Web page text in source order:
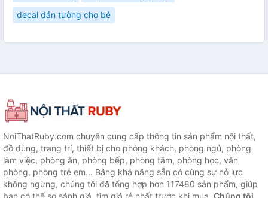
decal dán tường cho bé
NoiThatRuby.com chuyên cung cấp thông tin sản phẩm nội thất,
đồ dùng, trang trí, thiết bị cho phòng khách, phòng ngủ, phòng
làm việc, phòng ăn, phòng bếp, phòng tắm, phòng học, văn
phòng, phòng trẻ em... Bằng khả năng sẵn có cùng sự nỗ lực
không ngừng, chúng tôi đã tổng hợp hơn 117480 sản phẩm, giúp
bạn có thể so sánh giá, tìm giá rẻ nhất trước khi mua. Chúng tôi